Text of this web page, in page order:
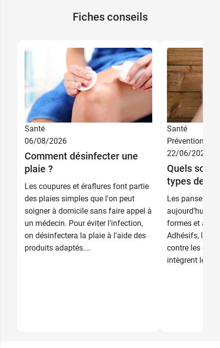
par 20 1,29 €
A l'unité avec
0,69 €
12 rouleaux
avec dévidoir
7,09 €
5,29 €
Fiches conseils
Santé
06/08/2026
Comment désinfecter une
plaie ?
Les coupures et éraflures font partie
des plaies simples que l'on peut
soigner à domicile sans faire appel à
un médecin. Pour éviter l'infection,
on désinfectera la plaie à l'aide des
produits adaptés....
Santé
Prévention
22/06/2026
Quels sont
types de
Les
aujourd’hui de
formes et à
Adhésifs,
contre les cors
intègrent les